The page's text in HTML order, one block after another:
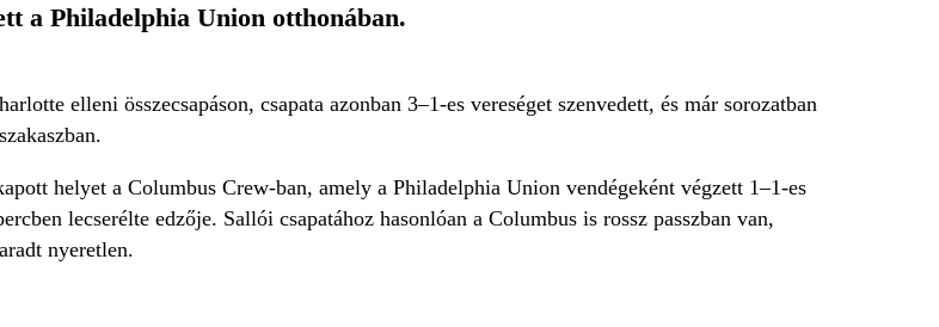
a Philadelphia Union otthonában.
elleni összecsapáson, csapata azonban 3–1-es vereséget szenvedett, és már sorozatban
helyet a Columbus Crew-ban, amely a Philadelphia Union vendégeként végzett 1–1-es
lecserélte edzője. Sallói csapatához hasonlóan a Columbus is rossz passzban van,
nyeretlen.